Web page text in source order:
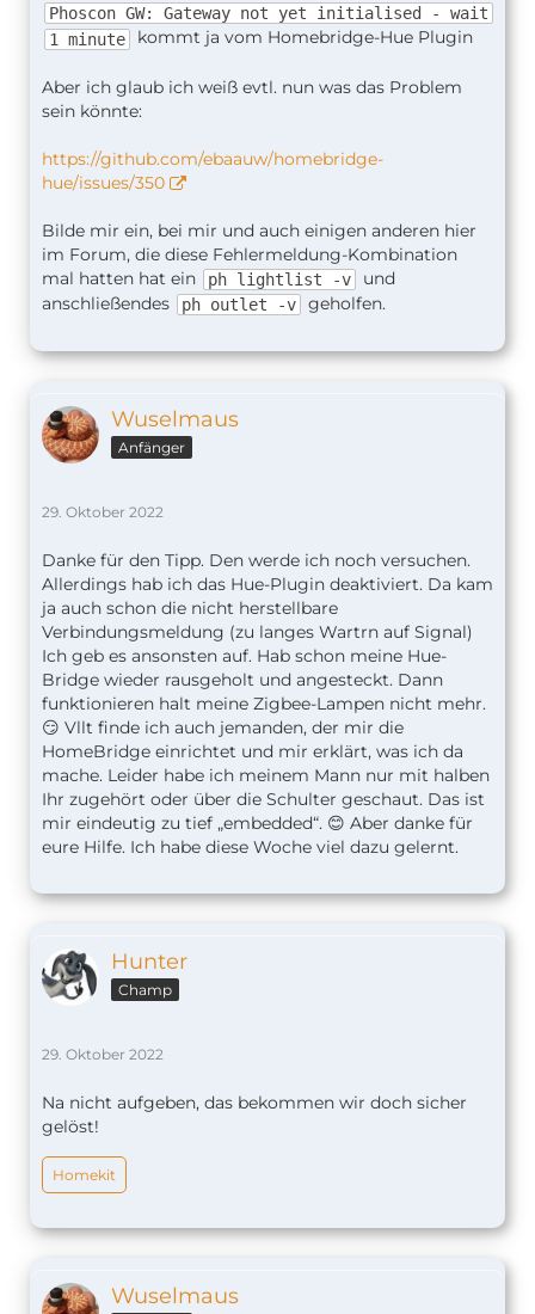
Phoscon GW: Gateway not yet initialised - wait
1 minute
kommt ja vom Homebridge-Hue Plugin
Aber ich glaub ich weiß evtl. nun was das Problem
sein könnte:
https://github.com/ebaauw/homebridge-
hue/issues/350
Bilde mir ein, bei mir und auch einigen anderen hier
im Forum, die diese Fehlermeldung-Kombination
mal hatten hat ein
ph lightlist -v
und
anschließendes
ph outlet -v geholfen.
Wuselmaus
Anfänger
29. Oktober 2022
Danke für den Tipp. Den werde ich noch versuchen.
Allerdings hab ich das Hue-Plugin deaktiviert. Da kam
ja auch schon die nicht herstellbare
Verbindungsmeldung (zu langes Wartrn auf Signal)
Ich geb es ansonsten auf. Hab schon meine Hue-
Bridge wieder rausgeholt und angesteckt. Dann
funktionieren halt meine Zigbee-Lampen nicht mehr.
😏 Vllt finde ich auch jemanden, der mir die
HomeBridge einrichtet und mir erklärt, was ich da
mache. Leider habe ich meinem Mann nur mit halben
Ihr zugehört oder über die Schulter geschaut. Das ist
mir eindeutig zu tief „embedded“. 😊 Aber danke für
eure Hilfe. Ich habe diese Woche viel dazu gelernt.
Hunter
Champ
29. Oktober 2022
Na nicht aufgeben, das bekommen wir doch sicher
gelöst!
Homekit
Wuselmaus